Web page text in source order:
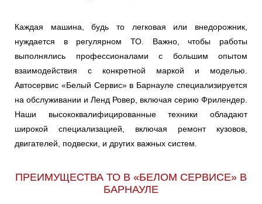
Каждая машина, будь то легковая или внедорожник,
нуждается в регулярном ТО. Важно, чтобы работы
выполнялись профессионалами с большим опытом
взаимодействия с конкретной маркой и моделью.
Автосервис «Белый Сервис» в Барнауле специализируется
на обслуживании и Ленд Ровер, включая серию Фрилендер.
Наши высококвалифицированные техники обладают
широкой специализацией, включая ремонт кузовов,
двигателей, подвески, и других важных систем.
ПРЕИМУЩЕСТВА ТО В «БЕЛОМ СЕРВИСЕ» В
БАРНАУЛЕ